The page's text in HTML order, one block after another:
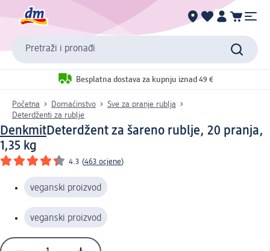
Pretraži i pronađi
Besplatna dostava za kupnju iznad 49 €
Početna Domaćinstvo
Sve za pranje rublja
Deterdženti za rublje
DenkmitDeterdžent za šareno rublje, 20 pranja,
1,35 kg
4.3 (463 ocjene)
veganski proizvod
veganski proizvod